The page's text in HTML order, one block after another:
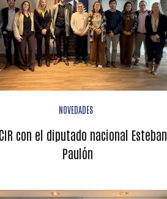
NOVEDADES
con el diputado nacional Esteban
Paulón